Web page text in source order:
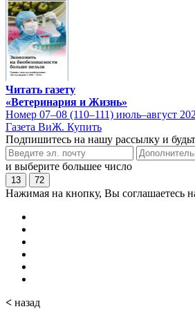
Читать газету
«Ветеринария и Жизнь»
Номер 07–08 (110–111) июль–август
Газета ВиЖ. Купить
Подпишитесь на нашу рассылку и
и выберите большее число
13 72
Нажимая на кнопку, Вы соглашаетесь
< назад